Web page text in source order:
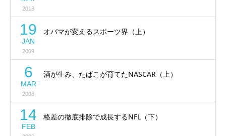
2018
19
JAN
2009
オバマが変えるスポーツ界（上）
6
MAR
2008
酒が生み、たばこが育てたNASCAR（上）
14
FEB
格差の徹底排除で成長するNFL（下）